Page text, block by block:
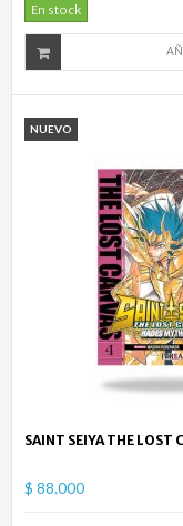
En stock
NUEVO
SAINT SEIYA THE LOST
$ 88.000